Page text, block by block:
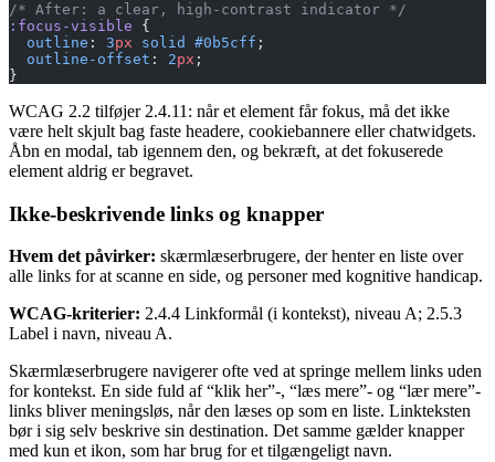
/* After: a clear, high-contrast indicator */
:focus-visible {
  outline
: 3px solid #0b5cff ;
  outline-offset
: 2px ;
}
WCAG 2.2 tilføjer 2.4.11: når et element får fokus, må det ikke
være helt skjult bag faste headere, cookiebannere eller chatwidgets.
Åbn en modal, tab igennem den, og bekræft, at det fokuserede
element aldrig er begravet.
Ikke-beskrivende links og knapper
Hvem det påvirker: skærmlæserbrugere, der henter en liste over
alle links for at scanne en side, og personer med kognitive handicap.
WCAG-kriterier: 2.4.4 Linkformål (i kontekst), niveau A; 2.5.3
Label i navn, niveau A.
Skærmlæserbrugere navigerer ofte ved at springe mellem links uden
for kontekst. En side fuld af “klik her”-, “læs mere”- og “lær mere”-
links bliver meningsløs, når den læses op som en liste. Linkteksten
bør i sig selv beskrive sin destination. Det samme gælder knapper
med kun et ikon, som har brug for et tilgængeligt navn.